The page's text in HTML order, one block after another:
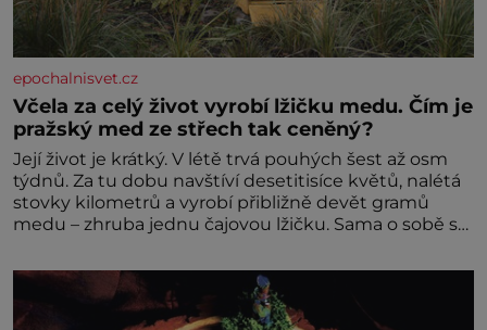
epochalnisvet.cz
Včela za celý život vyrobí lžičku medu. Čím je
pražský med ze střech tak ceněný?
Její život je krátký. V létě trvá pouhých šest až osm
týdnů. Za tu dobu navštíví desetitisíce květů, nalétá
stovky kilometrů a vyrobí přibližně devět gramů
medu – zhruba jednu čajovou lžičku. Sama o sobě se
dalšími desítkami tisíc příslušnic svého včelstva,
vznikne jeden z nejdokonalejších organismů